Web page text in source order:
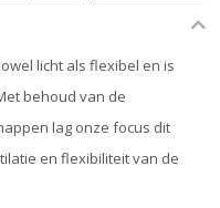
licht als flexibel en is
behoud van de
lag onze focus dit
en flexibiliteit van de